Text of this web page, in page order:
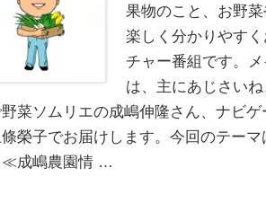
果物のこと、お野
楽しく分かりやす
チャー番組です。
は、主にあじさい
菜ソムリエの成嶋伸隆さん、ナビ
榮子でお届けします。今回のテー
≪成嶋農園情 …